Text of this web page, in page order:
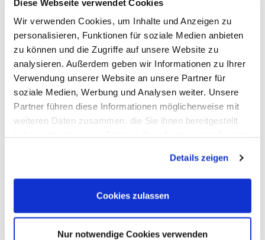
Diese Webseite verwendet Cookies
Wir verwenden Cookies, um Inhalte und Anzeigen zu
personalisieren, Funktionen für soziale Medien anbieten
zu können und die Zugriffe auf unsere Website zu
analysieren. Außerdem geben wir Informationen zu Ihrer
Verwendung unserer Website an unsere Partner für
soziale Medien, Werbung und Analysen weiter. Unsere
Partner führen diese Informationen möglicherweise mit
weiteren Daten zusammen, die Sie ihnen bereitgestellt
Cookies, wenn Sie unsere Webseite weiterhin nutzen.
Details zeigen
Cookies zulassen
Nur notwendige Cookies verwenden
die Umlagequote zu senken. Je mehr eine Generation
selber anspart, desto weniger Leistungen braucht sie
von der nächsten Generation in Anspruch zu nehmen.
Meine Erwartung ist, dass alle drei Hebel gezogen werden
müssen. Egal, wie – wer nicht heute, sondern erst in 20
oder 30 Jahre in Rente geht, sollte jetzt zusätzlich
vorsorgen.
Altersvorsorge und Investments4 Dokumente
Das Inflations-Problem